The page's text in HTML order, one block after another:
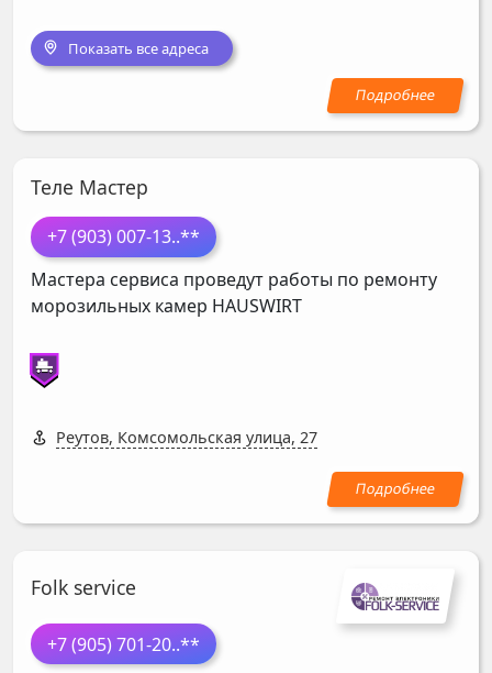
Показать все адреса
Теле Мастер
+7 (903) 007-13..**
Мастера сервиса проведут работы по ремонту
морозильных камер HAUSWIRT
Реутов, Комсомольская улица, 27
Folk service
+7 (905) 701-20..**